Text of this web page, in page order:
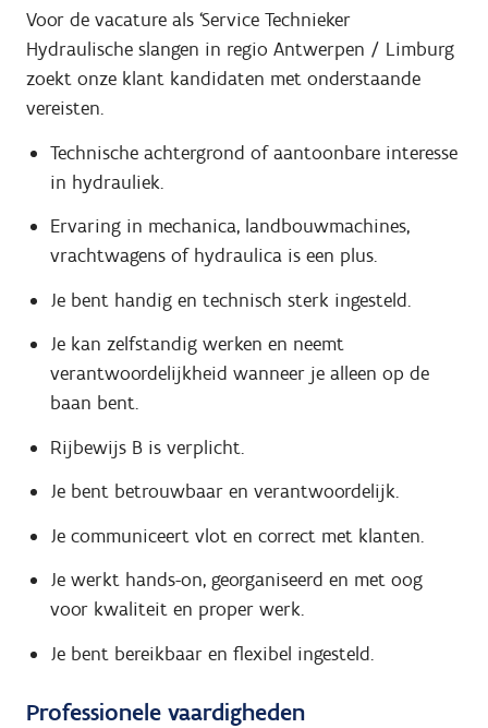
Voor de vacature als ‘Service Technieker
Hydraulische slangen in regio Antwerpen / Limburg
zoekt onze klant kandidaten met onderstaande
vereisten.
Technische achtergrond of aantoonbare interesse
in hydrauliek.
Ervaring in mechanica, landbouwmachines,
vrachtwagens of hydraulica is een plus.
Je bent handig en technisch sterk ingesteld.
Je kan zelfstandig werken en neemt
verantwoordelijkheid wanneer je alleen op de
baan bent.
Rijbewijs B is verplicht.
Je bent betrouwbaar en verantwoordelijk.
Je communiceert vlot en correct met klanten.
Je werkt hands-on, georganiseerd en met oog
voor kwaliteit en proper werk.
Je bent bereikbaar en flexibel ingesteld.
Professionele vaardigheden